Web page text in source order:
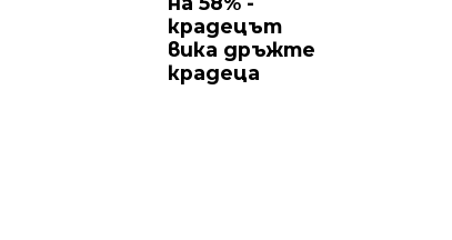
крадецът
вика дръжте
крадеца